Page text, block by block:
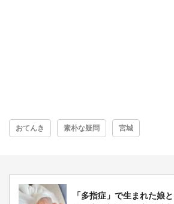
おてんき 素朴な疑問 宮城
「多指症」で生まれた娘